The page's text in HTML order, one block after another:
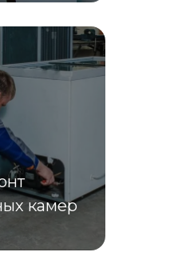
камер